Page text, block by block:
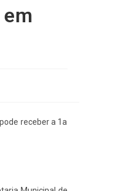
receber a 1a